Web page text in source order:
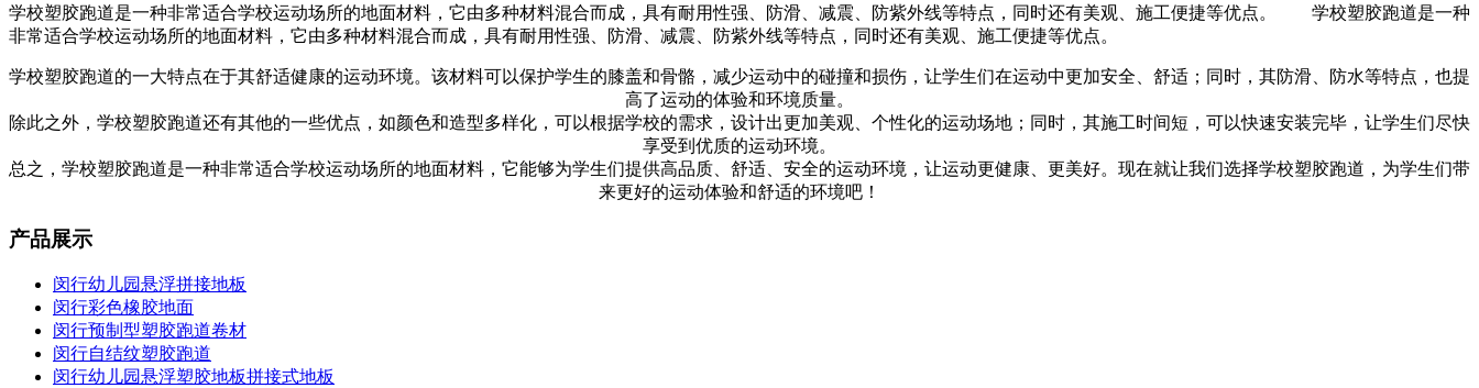
学校塑胶跑道是一种非常适合学校运动场所的地面材料，它由多种材料混合而成，具有耐用性强、防滑、减震、防紫外线等特点，同时还有美观、施工便捷等优点。 学校塑胶跑道是一种
非常适合学校运动场所的地面材料，它由多种材料混合而成，具有耐用性强、防滑、减震、防紫外线等特点，同时还有美观、施工便捷等优点。
学校塑胶跑道的一大特点在于其舒适健康的运动环境。该材料可以保护学生的膝盖和骨骼，减少运动中的碰撞和损伤，让学生们在运动中更加安全、舒适；同时，其防滑、防水等特点，也提
高了运动的体验和环境质量。
除此之外，学校塑胶跑道还有其他的一些优点，如颜色和造型多样化，可以根据学校的需求，设计出更加美观、个性化的运动场地；同时，其施工时间短，可以快速安装完毕，让学生们尽快
享受到优质的运动环境。
总之，学校塑胶跑道是一种非常适合学校运动场所的地面材料，它能够为学生们提供高品质、舒适、安全的运动环境，让运动更健康、更美好。现在就让我们选择学校塑胶跑道，为学生们带
来更好的运动体验和舒适的环境吧！
产品展示
闵行幼儿园悬浮拼接地板
闵行彩色橡胶地面
闵行预制型塑胶跑道卷材
闵行自结纹塑胶跑道
闵行幼儿园悬浮塑胶地板拼接式地板